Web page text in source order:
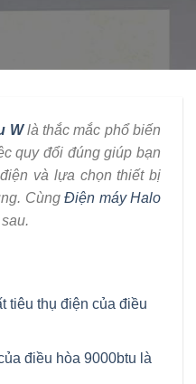
Wlà thắc mắc phổ biến
quy đổi đúng giúp bạn
và lựa chọn thiết bị
Cùng Điện máy Halo
tiêu thụ điện của điều
điều hòa 9000btu là